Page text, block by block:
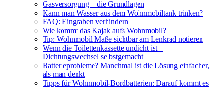
Gasversorgung – die Grundlagen
Kann man Wasser aus dem Wohnmobiltank trinken?
FAQ: Eingraben verhindern
Wie kommt das Kajak aufs Wohnmobil?
Tip: Wohnmobil Maße sichtbar am Lenkrad notieren
Wenn die Toilettenkassette undicht ist –
Dichtungswechsel selbstgemacht
Batterieprobleme? Manchmal ist die Lösung einfacher,
als man denkt
Tipps für Wohnmobil-Bordbatterien: Darauf kommt es